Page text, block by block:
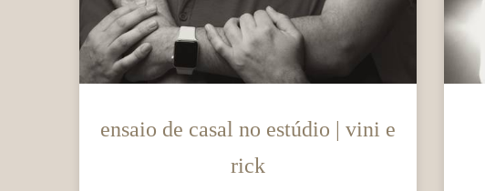
ensaio de casal no estúdio | vini e
rick